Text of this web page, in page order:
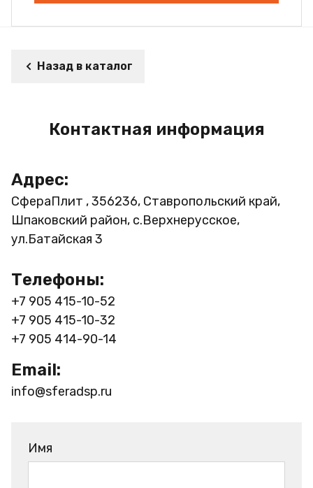
Назад в каталог
Контактная информация
Адрес:
СфераПлит , 356236, Ставропольский край,
Шпаковский район, с.Верхнерусское,
ул.Батайская 3
Телефоны:
+7 905 415-10-52
+7 905 415-10-32
+7 905 414-90-14
Email:
info@sferadsp.ru
Имя